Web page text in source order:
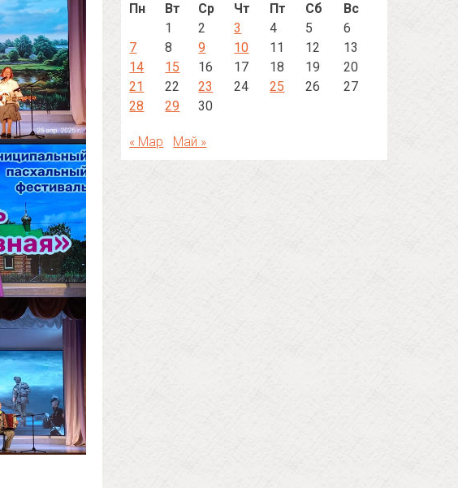
Пн
Вт Ср Чт Пт Сб
Вс
1
2 3 4 5
6
7
8 9 10 11 12
13
14
15 16 17 18 19
20
21
22 23 24 25 26
27
28
29 30
« Мар Май »